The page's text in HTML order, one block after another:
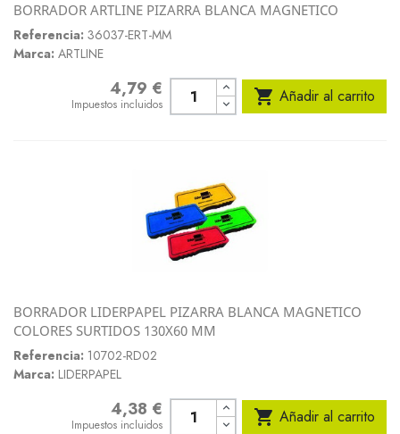
BORRADOR ARTLINE PIZARRA BLANCA MAGNETICO
Referencia: 36037-ERT-MM
Marca: ARTLINE
4,79 €
Impuestos incluidos  Añadir al carrito
BORRADOR LIDERPAPEL PIZARRA BLANCA MAGNETICO
COLORES SURTIDOS 130X60 MM
Referencia: 10702-RD02
Marca: LIDERPAPEL
4,38 €
Impuestos incluidos  Añadir al carrito